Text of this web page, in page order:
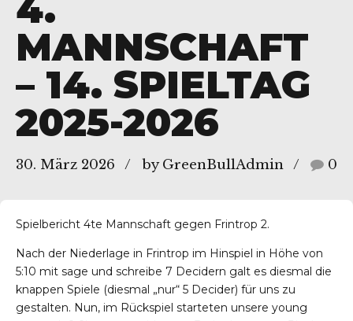
Essen
MANNSCHAFT
– 14. SPIELTAG
2025-2026
30. März 2026 by GreenBullAdmin 0
Spielbericht 4te Mannschaft gegen Frintrop 2.
Nach der Niederlage in Frintrop im Hinspiel in Höhe von
5:10 mit sage und schreibe 7 Decidern galt es diesmal die
knappen Spiele (diesmal „nur“ 5 Decider) für uns zu
gestalten. Nun, im Rückspiel starteten unsere young